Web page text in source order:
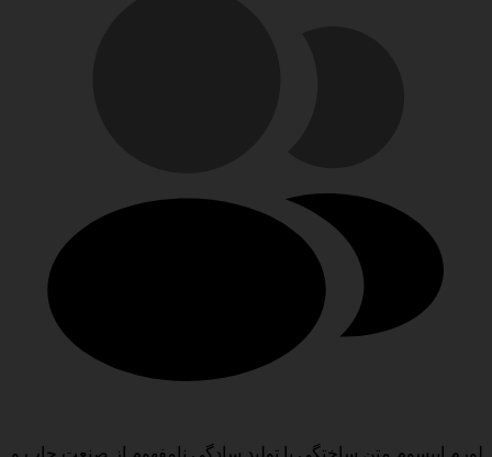
لورم ایپسوم متن ساختگی با تولید سادگی نامفهوم از صنعت چاپ و